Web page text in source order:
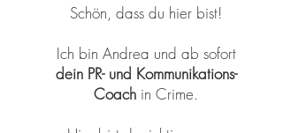
Schön, dass du hier bist!
Ich bin Andrea und ab sofort
dein PR- und Kommunikations-
Coach in Crime.